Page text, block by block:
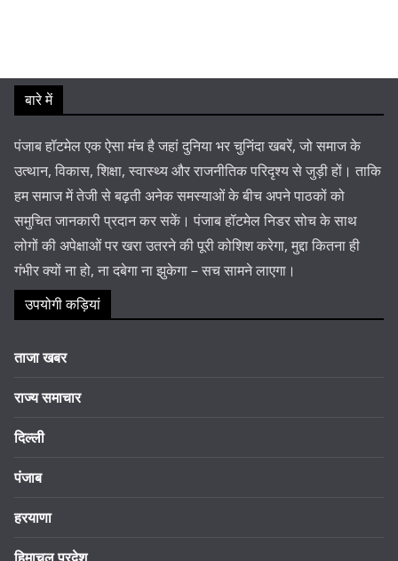
बारे में
पंजाब हॉटमेल एक ऐसा मंच है जहां दुनिया भर चुनिंदा खबरें, जो समाज के
उत्थान, विकास, शिक्षा, स्वास्थ्य और राजनीतिक परिदृश्य से जुड़ी हों। ताकि
हम समाज में तेजी से बढ़ती अनेक समस्याओं के बीच अपने पाठकों को
समुचित जानकारी प्रदान कर सकें। पंजाब हॉटमेल निडर सोच के साथ
लोगों की अपेक्षाओं पर खरा उतरने की पूरी कोशिश करेगा, मुद्दा कितना ही
गंभीर क्यों ना हो, ना दबेगा ना झुकेगा – सच सामने लाएगा।
उपयोगी कड़ियां
ताजा खबर
राज्य समाचार
दिल्ली
पंजाब
हरयाणा